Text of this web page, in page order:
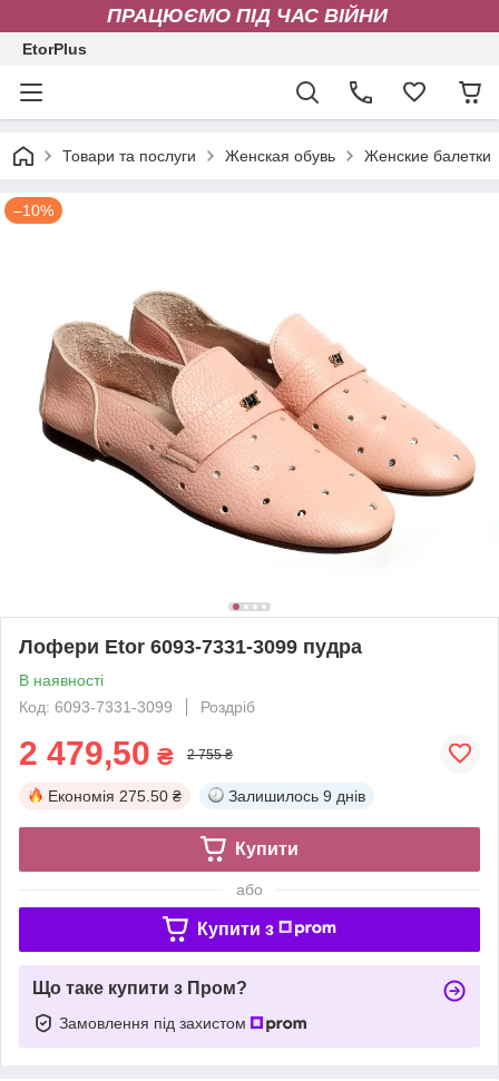
ПРАЦЮЄМО ПІД ЧАС ВІЙНИ
EtorPlus
Товари та послуги Женская обувь Женские балетки
–10%
Лофери Etor 6093-7331-3099 пудра
В наявності
Код: 6093-7331-3099
Роздріб
2 479,50 ₴ 2 755 ₴
Економія 275.50 ₴ Залишилось 9 днів
Купити
або
Купити з
Що таке купити з Пром?
Замовлення під захистом